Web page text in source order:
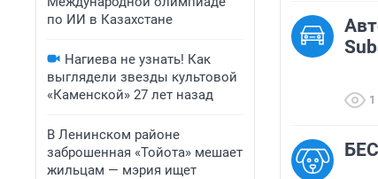
по ИИ в Казахстане
Нагиева не узнать! Как
выглядели звезды культовой
«Каменской» 27 лет назад
В Ленинском районе
заброшенная «Тойота» мешает
жильцам — мэрия ищет
1